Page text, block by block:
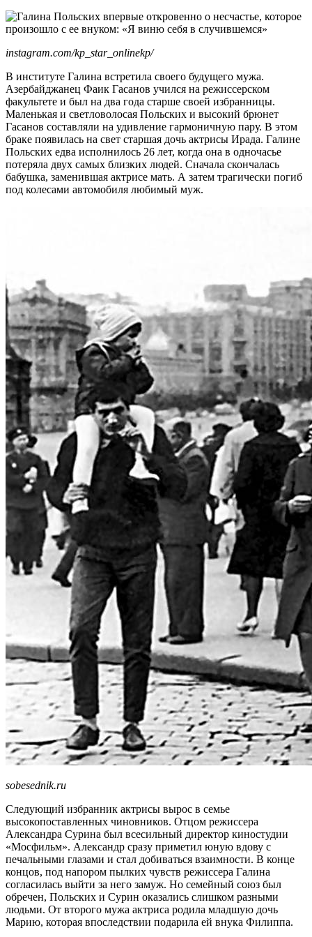
instagram.com/kp_star_onlinekp/
В институте Галина встретила своего будущего мужа.
Азербайджанец Фаик Гасанов учился на режиссерском
факультете и был на два года старше своей избранницы.
Маленькая и светловолосая Польских и высокий брюнет
Гасанов составляли на удивление гармоничную пару. В этом
браке появилась на свет старшая дочь актрисы Ирада. Галине
Польских едва исполнилось 26 лет, когда она в одночасье
потеряла двух самых близких людей. Сначала скончалась
бабушка, заменившая актрисе мать. А затем трагически погиб
под колесами автомобиля любимый муж.
sobesednik.ru
Следующий избранник актрисы вырос в семье
высокопоставленных чиновников. Отцом режиссера
Александра Сурина был всесильный директор киностудии
«Мосфильм». Александр сразу приметил юную вдову с
печальными глазами и стал добиваться взаимности. В конце
концов, под напором пылких чувств режиссера Галина
согласилась выйти за него замуж. Но семейный союз был
обречен, Польских и Сурин оказались слишком разными
людьми. От второго мужа актриса родила младшую дочь
Марию, которая впоследствии подарила ей внука Филиппа.